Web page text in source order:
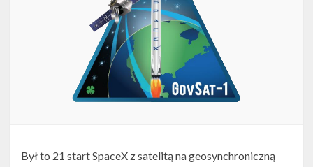
Był to 21 start SpaceX z satelitą na geosynchroniczną